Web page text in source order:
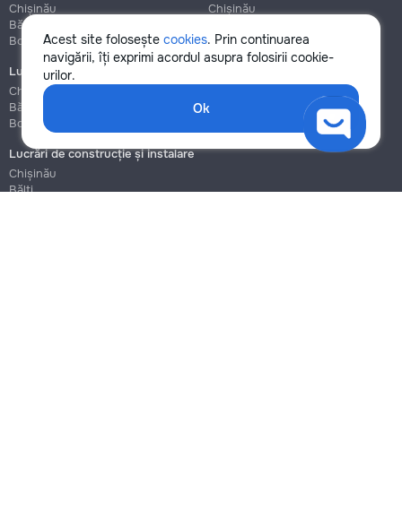
Acest site folosește cookies. Prin continuarea
navigării, îți exprimi acordul asupra folosirii cookie-
urilor.
Ok
Chișinău
Bălți
Botanica
Chișinău
Botanica
Lucrări de instalații sanitare
Chișinău
Bălți
Botanica
Bălți
Lucrări de construcție și instalare
Chișinău
Bălți